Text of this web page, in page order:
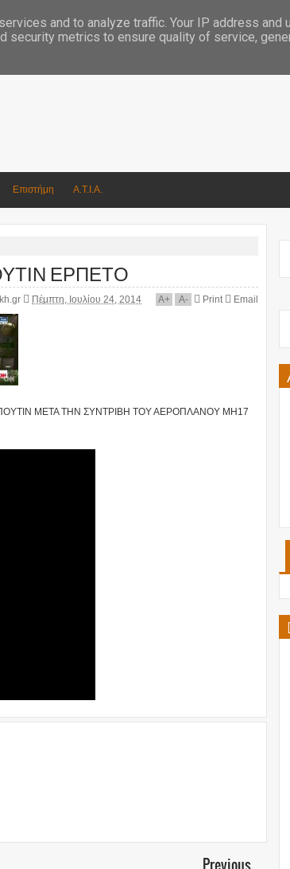
Επιστήμη Α.Τ.Ι.Α.
ΕΡΠΕΤΟ
Πέμπτη, Ιουλίου 24, 2014 A+ A- Print Email
ΜΕΤΑ ΤΗΝ ΣΥΝΤΡΙΒΗ ΤΟΥ ΑΕΡΟΠΛΑΝΟΥ ΜΗ17
and to analyze traffic. Your IP address and
security metrics to ensure quality of service,